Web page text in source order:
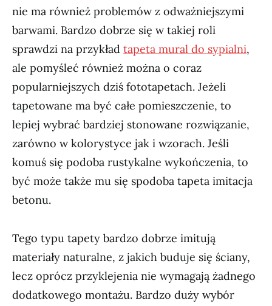
nie ma również problemów z odważniejszymi
barwami. Bardzo dobrze się w takiej roli
sprawdzi na przykład tapeta mural do sypialni,
ale pomyśleć również można o coraz
popularniejszych dziś fototapetach. Jeżeli
tapetowane ma być całe pomieszczenie, to
lepiej wybrać bardziej stonowane rozwiązanie,
zarówno w kolorystyce jak i wzorach. Jeśli
komuś się podoba rustykalne wykończenia, to
być może także mu się spodoba tapeta imitacja
betonu.
Tego typu tapety bardzo dobrze imitują
materiały naturalne, z jakich buduje się ściany,
lecz oprócz przyklejenia nie wymagają żadnego
dodatkowego montażu. Bardzo duży wybór